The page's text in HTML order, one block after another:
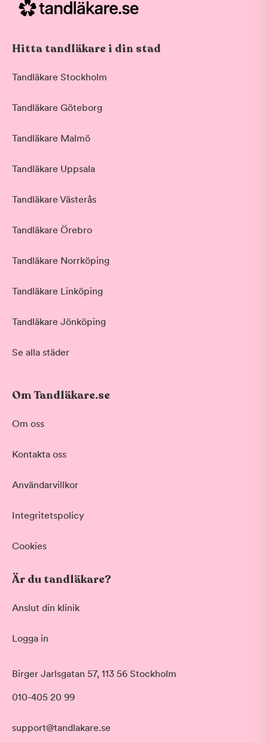
Akut tandvård
Basundersökning
Hygienistbehandling
Professionell rengöring och puts
Morgon
Klockan 09:00 - 12:00
Hitta tandläkare i din stad
Tandläkare Stockholm
Tandläkare Göteborg
Tandläkare Malmö
Tandläkare Uppsala
Tandläkare Västerås
Tandläkare Örebro
Tandläkare Norrköping
Tandläkare Linköping
Tandläkare Jönköping
Se alla städer
Om Tandläkare.se
Om oss
Kontakta oss
Användarvillkor
Integritetspolicy
Cookies
Är du tandläkare?
Anslut din klinik
Logga in
Birger Jarlsgatan 57, 113 56 Stockholm
010-405 20 99
support@tandlakare.se